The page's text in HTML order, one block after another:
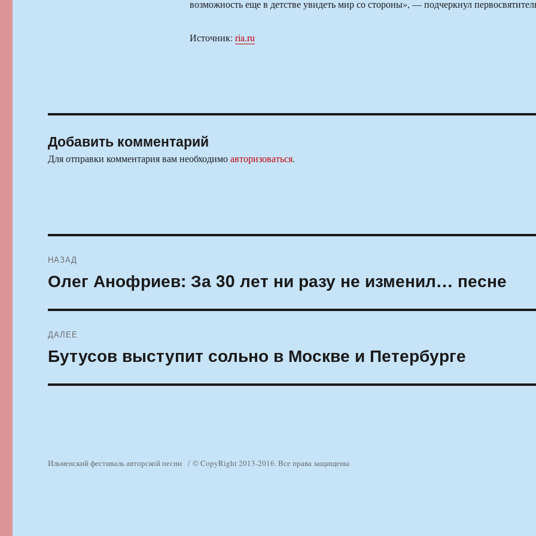
возможность еще в детстве увидеть мир со стороны», — подчеркнул
Источник: ria.ru
Добавить комментарий
Для отправки комментария вам необходимоавторизоваться.
по
НАЗАД
Предыдущая
Олег Анофриев: За 30 лет ни разу не изменил… песне
ДАЛЕЕ
Следующая
запись:
Бутусов выступит сольно в Москве и Петербурге
Ильменский фестиваль авторской песни © CopyRight 2013-2016. Все права защищены